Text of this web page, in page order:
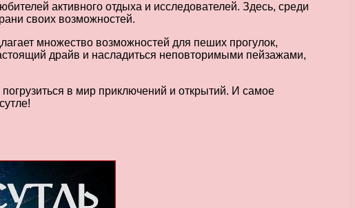
активного отдыха и исследователей. Здесь, среди
своих возможностей.
множество возможностей для пеших прогулок,
драйв и насладиться неповторимыми пейзажами,
в мир приключений и открытий. И самое